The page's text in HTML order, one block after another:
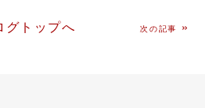
グトップへ 次の記事 »